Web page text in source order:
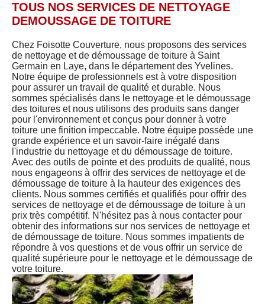
TOUS NOS SERVICES DE NETTOYAGE
DEMOUSSAGE DE TOITURE
Chez Foisotte Couverture, nous proposons des services
de nettoyage et de démoussage de toiture à Saint
Germain en Laye, dans le département des Yvelines.
Notre équipe de professionnels est à votre disposition
pour assurer un travail de qualité et durable. Nous
sommes spécialisés dans le nettoyage et le démoussage
des toitures et nous utilisons des produits sans danger
pour l'environnement et conçus pour donner à votre
toiture une finition impeccable. Notre équipe possède une
grande expérience et un savoir-faire inégalé dans
l'industrie du nettoyage et du démoussage de toiture.
Avec des outils de pointe et des produits de qualité, nous
nous engageons à offrir des services de nettoyage et de
démoussage de toiture à la hauteur des exigences des
clients. Nous sommes certifiés et qualifiés pour offrir des
services de nettoyage et de démoussage de toiture à un
prix très compétitif. N'hésitez pas à nous contacter pour
obtenir des informations sur nos services de nettoyage et
de démoussage de toiture. Nous sommes impatients de
répondre à vos questions et de vous offrir un service de
qualité supérieure pour le nettoyage et le démoussage de
votre toiture.